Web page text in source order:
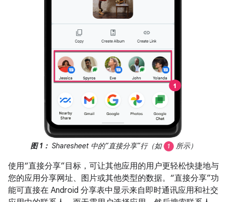
图 1： Sharesheet 中的“直接分享”行（如 1 所示）
使用“直接分享”目标，可让其他应用的用户更轻松快捷地与
您的应用分享网址、图片或其他类型的数据。“直接分享”功
能可直接在 Android 分享表中显示来自即时通讯应用和社交